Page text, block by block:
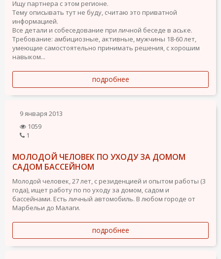
Ищу партнера с этом регионе.
Тему описывать тут не буду, считаю это приватной
информацией.
Все детали и собеседование при личной беседе в аське.
Требование: амбициозные, активные, мужчины 18-60 лет,
умеющие самостоятельно принимать решения, с хорошим
навыком...
подробнее
9 января 2013
1059
1
МОЛОДОЙ ЧЕЛОВЕК ПО УХОДУ ЗА ДОМОМ
САДОМ БАССЕЙНОМ
Молодой человек, 27 лет, с резиденцией и опытом работы (3
года), ищет работу по по уходу за домом, садом и
бассейнами. Есть личный автомобиль. В любом городе от
Марбельи до Малаги.
подробнее